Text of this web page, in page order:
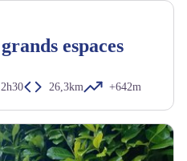
espaces
2h30 26,3km +642m